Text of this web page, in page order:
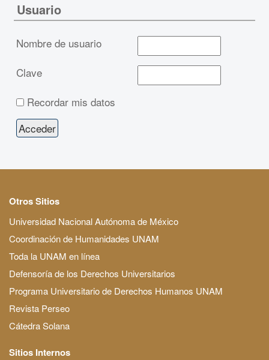
Usuario
Nombre de usuario
Clave
Recordar mis datos
Otros Sitios
Universidad Nacional Autónoma de México
Coordinación de Humanidades UNAM
Toda la UNAM en línea
Defensoría de los Derechos Universitarios
Programa Universitario de Derechos Humanos UNAM
Revista Perseo
Cátedra Solana
Sitios Internos